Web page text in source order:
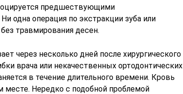
предшествующими
одна операция по экстракции зуба или
травмирования десен.
через несколько дней после хирургического
врача или некачественных ортодонтических
в течение длительного времени. Кровь
Нередко с подобной проблемой